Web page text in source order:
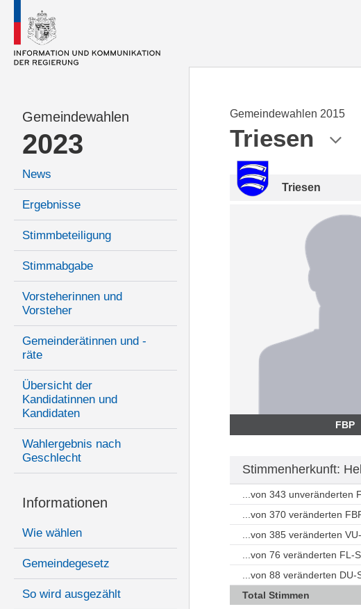
Gemeindewahlen
2023
News
Ergebnisse
Stimmbeteiligung
Stimmabgabe
Vorsteherinnen und
Vorsteher
Gemeinderätinnen und -
räte
Übersicht der
Kandidatinnen und
Kandidaten
Wahlergebnis nach
Geschlecht
Informationen
Wie wählen
Gemeindegesetz
So wird ausgezählt
Gemeindewahlen 2015
Triesen
Triesen
FBP
Stimmenherkunft:
...von 343 unveränderten
...von 370 veränderten
...von 385 veränderten
...von 76 veränderten FL-
...von 88 veränderten DU-
Total Stimmen